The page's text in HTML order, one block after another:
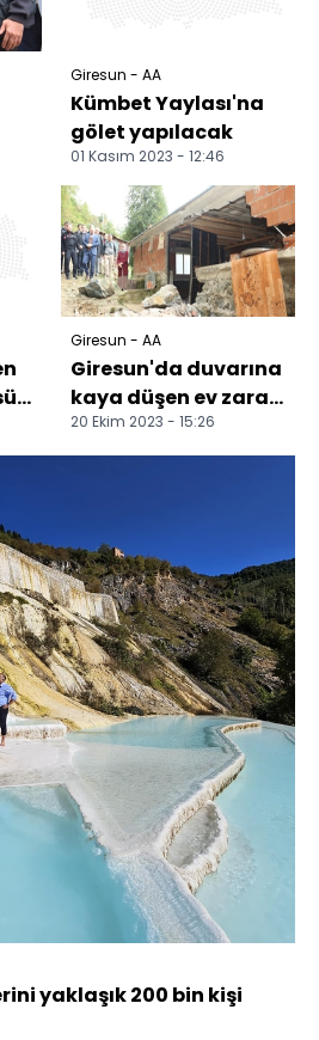
Giresun - AA
Kümbet Yaylası'na
gölet yapılacak
01 Kasım 2023 - 12:46
Giresun - AA
Giresun'da duvarına
kaya düşen ev zarar
gördü
20 Ekim 2023 - 15:26
yaklaşık 200 bin kişi